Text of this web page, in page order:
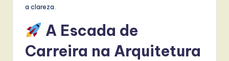
tia clareza.
A Escada de
Carreira na Arquitetura